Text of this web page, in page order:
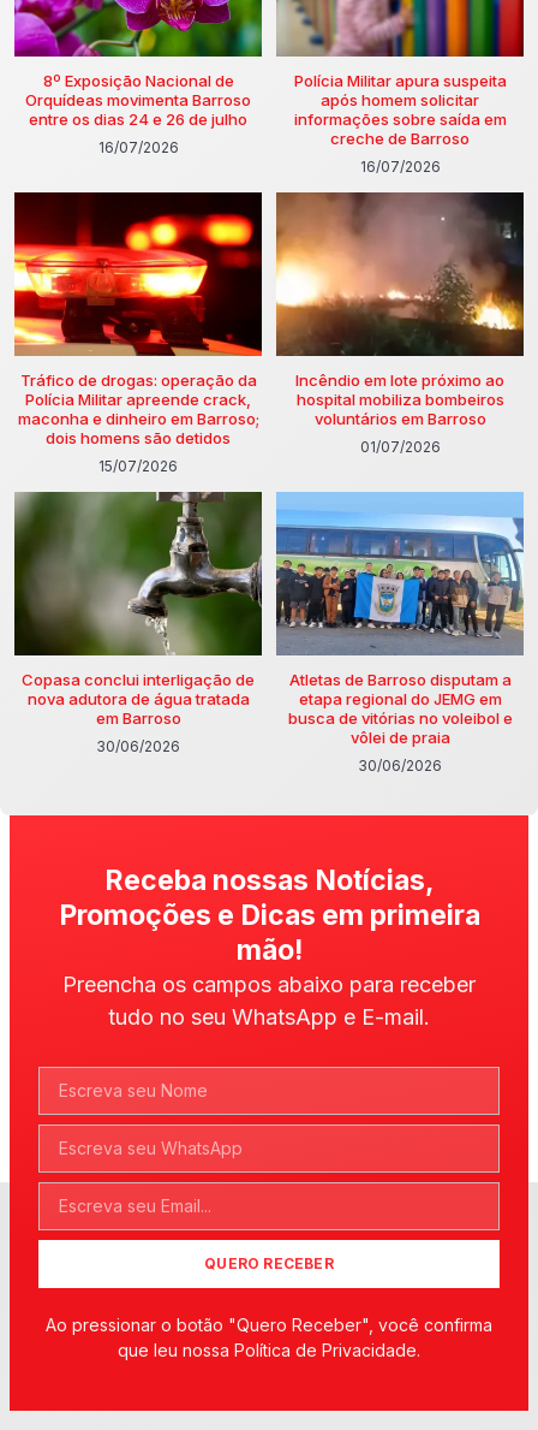
8º Exposição Nacional de
Orquídeas movimenta Barroso
entre os dias 24 e 26 de julho
16/07/2026
Polícia Militar apura suspeita
após homem solicitar
informações sobre saída em
creche de Barroso
16/07/2026
Tráfico de drogas: operação da
Polícia Militar apreende crack,
maconha e dinheiro em Barroso;
dois homens são detidos
15/07/2026
Incêndio em lote próximo ao
hospital mobiliza bombeiros
voluntários em Barroso
01/07/2026
Copasa conclui interligação de
nova adutora de água tratada
em Barroso
30/06/2026
Atletas de Barroso disputam a
etapa regional do JEMG em
busca de vitórias no voleibol e
vôlei de praia
30/06/2026
Receba nossas Notícias,
Promoções e Dicas em primeira
mão!
Preencha os campos abaixo para receber
tudo no seu WhatsApp e E-mail.
QUERO RECEBER
Ao pressionar o botão "Quero Receber", você confirma
que leu nossa Política de Privacidade.